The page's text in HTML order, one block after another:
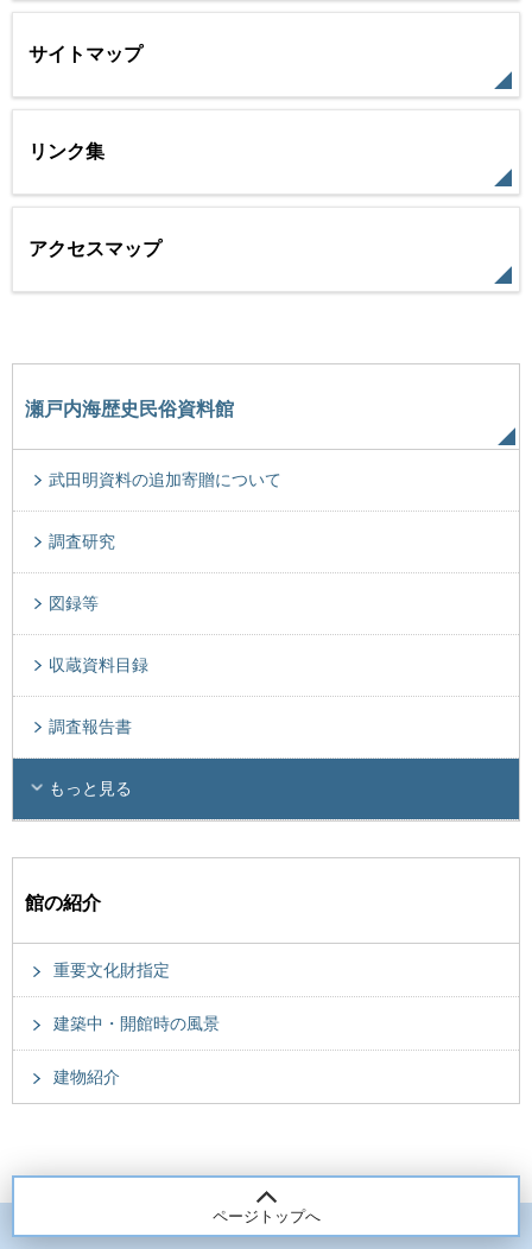
サイトマップ
リンク集
アクセスマップ
瀬戸内海歴史民俗資料館
武田明資料の追加寄贈について
調査研究
図録等
収蔵資料目録
調査報告書
もっと見る
館の紹介
重要文化財指定
建築中・開館時の風景
建物紹介
ページトップへ